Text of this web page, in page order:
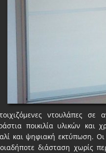
ντουλάπες σε
ποικιλία υλικών
και ψηφιακή εκτύπωση.
διάσταση χωρίς